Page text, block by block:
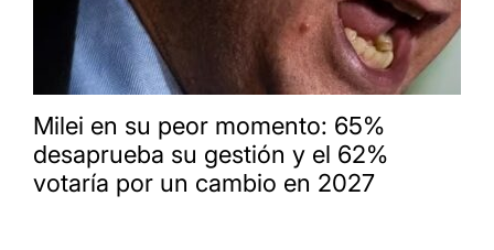
Milei en su peor momento: 65%
desaprueba su gestión y el 62%
votaría por un cambio en 2027